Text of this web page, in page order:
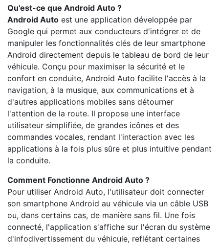
Qu'est-ce que Android Auto ?
Android Auto est une application développée par
Google qui permet aux conducteurs d'intégrer et de
manipuler les fonctionnalités clés de leur smartphone
Android directement depuis le tableau de bord de leur
véhicule. Conçu pour maximiser la sécurité et le
confort en conduite, Android Auto facilite l'accès à la
navigation, à la musique, aux communications et à
d'autres applications mobiles sans détourner
l'attention de la route. Il propose une interface
utilisateur simplifiée, de grandes icônes et des
commandes vocales, rendant l'interaction avec les
applications à la fois plus sûre et plus intuitive pendant
la conduite.
Comment Fonctionne Android Auto ?
Pour utiliser Android Auto, l'utilisateur doit connecter
son smartphone Android au véhicule via un câble USB
ou, dans certains cas, de manière sans fil. Une fois
connecté, l'application s'affiche sur l'écran du système
d'infodivertissement du véhicule, reflétant certaines